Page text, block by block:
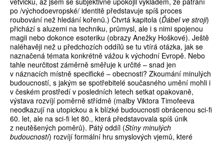
po /východoevropské/ identitě představuje spíš proces
roubování než hledání kořenů.) Čtvrtá kapitola (Ďábel ve stroji)
přichází s aluzemi na techniku, průmysl, ale i s nimi spojenou
magii nebo dokonce esoteriku (obrazy Anežky Hoškové). Ještě
naléhavěji než u předchozích oddílů se tu vtírá otázka, jak se
naznačená témata konkrétně vážou k východní Evropě. Nebo
tahle neurčitost záměrně směřuje k určité – snad jen
v náznacích místně specifické – obecnosti? Zkoumání minulých
budoucností, s jakým se spotřebitelé současného umění mohli i
v českém prostředí v posledních letech setkat opakovaně,
výstava rozvíjí poměrně střídmě (malby Viktora Timofeeva
neodkazují na utopickou a k blízké budoucnosti obrácenou sci-fi
60. let, ale na sci-fi let 80., která představovala spíš únik
z neutěšených poměrů). Pátý oddíl (Stíny minulých
budoucností) rozvíjí formální hru smyslových vjemů, které